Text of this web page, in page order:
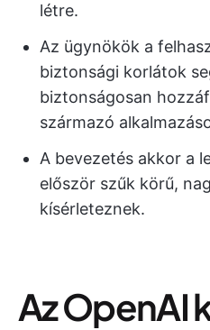
létre.
Az ügynökök a
biztonsági korlátok
biztonságosan
származó
A bevezetés akkor a
először szűk körű,
kísérleteznek.
Az OpenAI